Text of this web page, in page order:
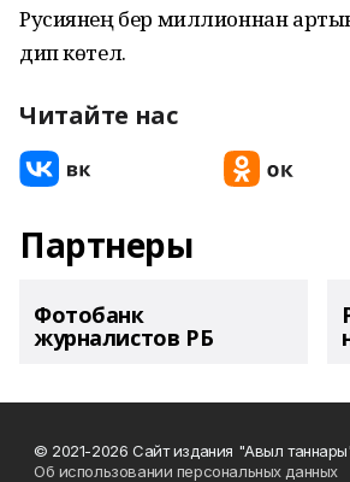
Русиянең бер миллионнан
дип көтелә.
Читайте нас
Партнеры
Фотобанк
журналистов РБ
© 2021-2026 Сайт издания "Авыл
Об использовании персональных данных